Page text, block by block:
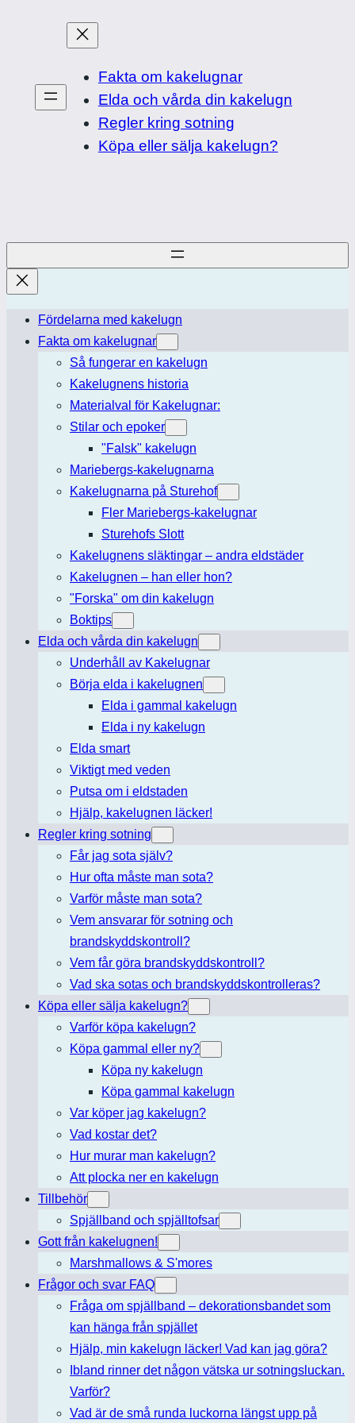
Fakta om kakelugnar
Elda och vårda din kakelugn
Regler kring sotning
Köpa eller sälja kakelugn?
Fördelarna med kakelugn
Fakta om kakelugnar
Så fungerar en kakelugn
Kakelugnens historia
Materialval för Kakelugnar:
Stilar och epoker
"Falsk" kakelugn
Mariebergs-kakelugnarna
Kakelugnarna på Sturehof
Fler Mariebergs-kakelugnar
Sturehofs Slott
Kakelugnens släktingar – andra eldstäder
Kakelugnen – han eller hon?
"Forska" om din kakelugn
Boktips
Elda och vårda din kakelugn
Underhåll av Kakelugnar
Börja elda i kakelugnen
Elda i gammal kakelugn
Elda i ny kakelugn
Elda smart
Viktigt med veden
Putsa om i eldstaden
Hjälp, kakelugnen läcker!
Regler kring sotning
Får jag sota själv?
Hur ofta måste man sota?
Varför måste man sota?
Vem ansvarar för sotning och
brandskyddskontroll?
Vem får göra brandskyddskontroll?
Vad ska sotas och brandskyddskontrolleras?
Köpa eller sälja kakelugn?
Varför köpa kakelugn?
Köpa gammal eller ny?
Köpa ny kakelugn
Köpa gammal kakelugn
Var köper jag kakelugn?
Vad kostar det?
Hur murar man kakelugn?
Att plocka ner en kakelugn
Tillbehör
Spjällband och spjälltofsar
Gott från kakelugnen!
Marshmallows & S'mores
Frågor och svar FAQ
Fråga om spjällband – dekorationsbandet som
kan hänga från spjället
Hjälp, min kakelugn läcker! Vad kan jag göra?
Ibland rinner det någon vätska ur sotningsluckan.
Varför?
Vad är de små runda luckorna längst upp på